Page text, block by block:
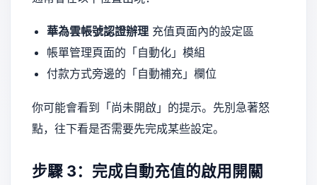
華為雲帳號認證辦理充值頁面內的設定區
帳單管理頁面的「自動化」模組
付款方式旁邊的「自動補充」欄位
你可能會看到「尚未開啟」的提示。先別急著怒
點，往下看是否需要先完成某些設定。
步驟 3：完成自動充值的啟用開關